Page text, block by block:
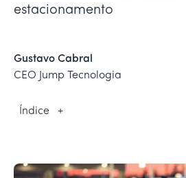
estacionamento
Gustavo Cabral
CEO Jump Tecnologia
Índice +